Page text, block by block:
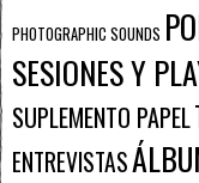
PHOTOGRAPHIC SOUNDS
SESIONES Y
SUPLEMENTO PAPEL
ENTREVISTAS